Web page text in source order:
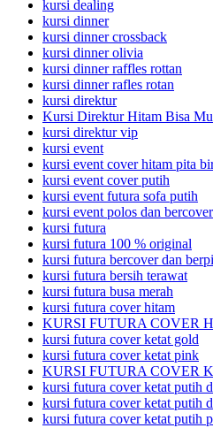
kursi dealing
kursi dinner
kursi dinner crossback
kursi dinner olivia
kursi dinner raffles rottan
kursi dinner rafles rotan
kursi direktur
Kursi Direktur Hitam Bisa
kursi direktur vip
kursi event
kursi event cover hitam pita
kursi event cover putih
kursi event futura sofa putih
kursi event polos dan bercover
kursi futura
kursi futura 100 % original
kursi futura bercover dan
kursi futura bersih terawat
kursi futura busa merah
kursi futura cover hitam
KURSI FUTURA COVER
kursi futura cover ketat gold
kursi futura cover ketat pink
KURSI FUTURA COVER
kursi futura cover ketat putih
kursi futura cover ketat putih
kursi futura cover ketat putih